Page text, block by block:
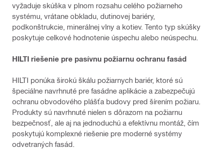
vyžaduje skúška v plnom rozsahu celého požiarneho
systému, vrátane obkladu, dutinovej bariéry,
podkonštrukcie, minerálnej vlny a kotiev. Tento typ skúšky
poskytuje celkové hodnotenie úspechu alebo neúspechu.
HILTI riešenie pre pasívnu požiarnu ochranu fasád
HILTI ponúka širokú škálu požiarnych bariér, ktoré sú
špeciálne navrhnuté pre fasádne aplikácie a zabezpečujú
ochranu obvodového plášťa budovy pred šírením požiaru.
Produkty sú navrhnuté nielen s dôrazom na požiarnu
bezpečnosť, ale aj na jednoduchú a efektívnu montáž, čím
poskytujú komplexné riešenie pre moderné systémy
odvetraných fasád.